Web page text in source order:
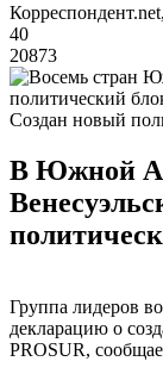
40
20873
Создан новый
В Южной
Группа лидеров
декларацию о
PROSUR,